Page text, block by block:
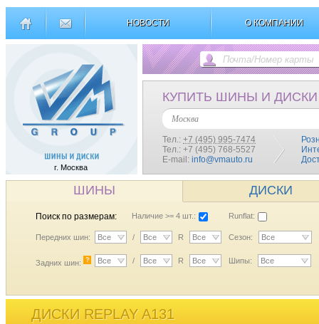
НОВОСТИ О КОМПАНИИ
г. Москва
КУПИТЬ ШИНЫ И ДИСКИ
Москва
Тел.: +7 (495) 995-7474
Тел.: +7 (495) 768-5527
E-mail: info@vmauto.ru
ШИНЫ ДИСКИ
Поиск по размерам: Наличие >= 4 шт.: Runflat:
Передних шин: Все / Все R Все Сезон: Все
Задних шин: ? Все / Все R Все Шипы: Все
ДИСКИ REPLAY A131